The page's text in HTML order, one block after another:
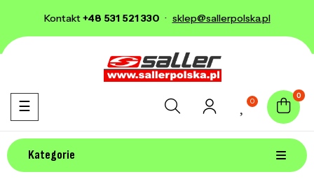
Kontakt+48 531 521 330 · sklep@sallerpolska.pl
0
0
Kategorie
Toggle navigation
☰